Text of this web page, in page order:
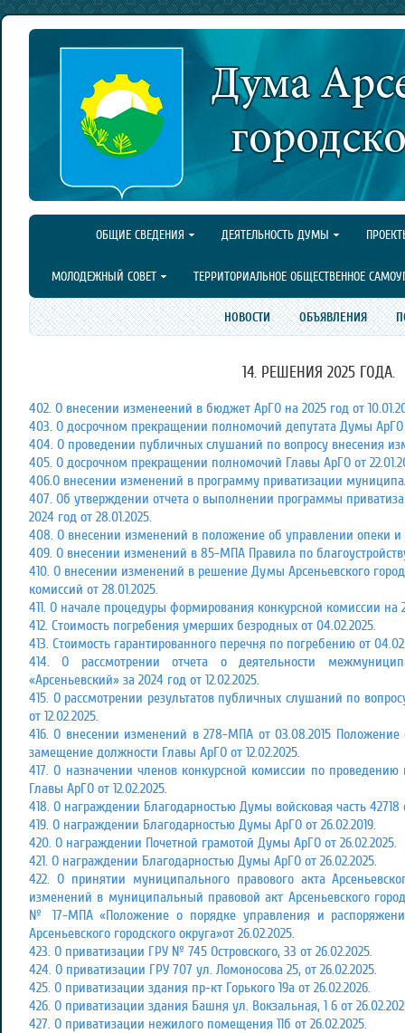
ОБЩИЕ СВЕДЕНИЯ ДЕЯТЕЛЬНОСТЬ ДУМЫ
МОЛОДЕЖНЫЙ СОВЕТ ТЕРРИТОРИАЛЬНОЕ ОБЩЕСТВЕННОЕ
НОВОСТИ ОБЪЯВЛЕНИЯ
14. РЕШЕНИЯ 2025 ГОДА.
402. О внесении изменеений в бюджет АрГО на 2025 год от
403. О досрочном прекращении полномочий депутата Думы АрГО
404. О проведении публичных слушаний по вопросу внесения
405. О досрочном прекращении полномочий Главы АрГО от
406.О внесении изменений в программу приватизации
407. Об утверждении отчета о выполнении программы
2024 год от 28.01.2025.
408. О внесении изменений в положение об управлении опеки и
409. О внесении изменений в 85-МПА Правила по
410. О внесении изменений в решение Думы Арсеньевского
комиссий от 28.01.2025.
411. О начале процедуры формирования конкурсной комиссии на
412. Стоимость погребения умерших безродных от 04.02.2025.
413. Стоимость гарантированного перечня по погребению от
414. О рассмотрении отчета о деятельности
«Арсеньевский» за 2024 год от 12.02.2025.
415. О рассмотрении результатов публичных слушаний по
от 12.02.2025.
416. О внесении изменений в 278-МПА от 03.08.2015 Положение
замещение должности Главы АрГО от 12.02.2025.
417. О назначении членов конкурсной комиссии по
Главы АрГО от 12.02.2025.
418. О награждении Благодарностью Думы войсковая часть 42718
419. О награждении Благодарностью Думы АрГО от 26.02.2019.
420. О награждении Почетной грамотой Думы АрГО от 26.02.2025.
421. О награждении Благодарностью Думы АрГО от 26.02.2025.
422. О принятии муниципального правового акта
изменений в муниципальный правовой акт Арсеньевского
№ 17-МПА «Положение о порядке управления и
Арсеньевского городского округа»от 26.02.2025.
423. О приватизации ГРУ № 745 Островского, 33 от 26.02.2025.
424. О приватизации ГРУ 707 ул. Ломоносова 25, от 26.02.2025.
425. О приватизации здания пр-кт Горького 19а от 26.02.2026.
426. О приватизации здания Башня ул. Вокзальная, 1 6 от
427. О приватизации нежилого помещения 11б от 26.02.2025.